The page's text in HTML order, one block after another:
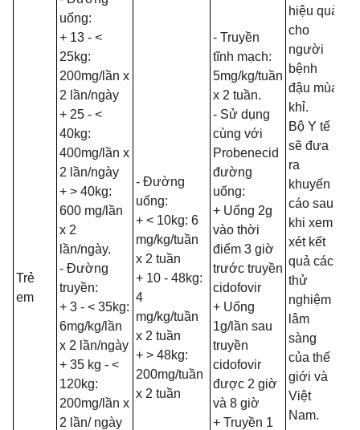
hiệu quả
cho
người
bệnh
đậu mùa
khỉ.
Bộ Y tế
sẽ đưa
ra
khuyến
cáo sau
khi xem
xét kết
quả các
thử
nghiệm
lâm
sàng
của thế
giới và
Việt
Nam.
Trẻ
em
uống:
+ 13 - <
25kg:
200mg/lần x
2 lần/ngày
+ 25 - <
40kg:
400mg/lần x
2 lần/ngày
+ > 40kg:
600 mg/lần
x 2
lần/ngày.
- Đường
truyền:
+ 3 - < 35kg:
6mg/kg/lần
x 2 lần/ngày
+ 35 kg - <
120kg:
200mg/lần x
2 lần/ ngày
- Đường
uống:
+ < 10kg: 6
mg/kg/tuần
x 2 tuần
+ 10 - 48kg:
4
mg/kg/tuần
x 2 tuần
+ > 48kg:
200mg/tuần
x 2 tuần
- Truyền
tĩnh mạch:
5mg/kg/tuần
x 2 tuần.
- Sử dụng
cùng với
Probenecid
đường
uống:
+ Uống 2g
vào thời
điểm 3 giờ
trước truyền
cidofovir
+ Uống
1g/lần sau
truyền
cidofovir
được 2 giờ
và 8 giờ
+ Truyền 1